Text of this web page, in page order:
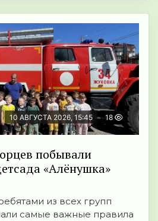
10 АВГУСТА 2026, 15:45 18
побывали
«Алёнушка»
из всех групп
самые важные правила